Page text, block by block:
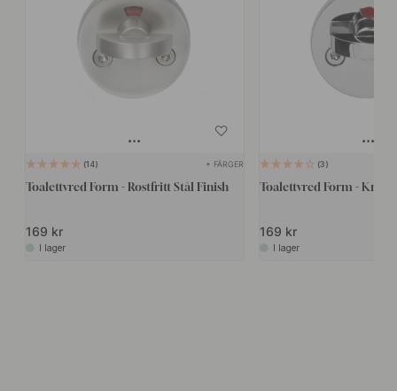
14 + FÄRGER
Toalettvred Form - Rostfritt Stål Finish
169 kr
I lager
3
Toalettvred Form - Krom
169 kr
I lager